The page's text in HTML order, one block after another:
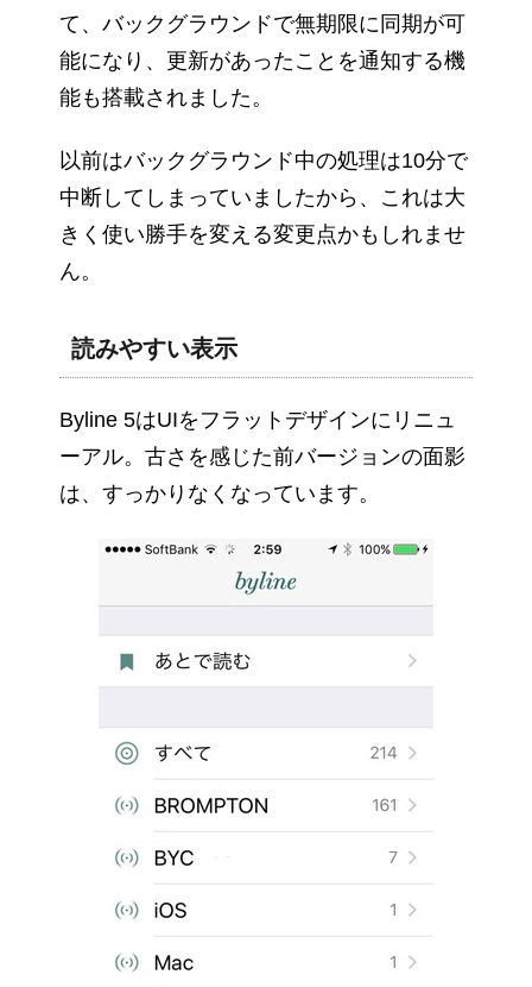
て、バックグラウンドで無期限に同期が可
能になり、更新があったことを通知する機
能も搭載されました。
以前はバックグラウンド中の処理は10分で
中断してしまっていましたから、これは大
きく使い勝手を変える変更点かもしれませ
ん。
読みやすい表示
Byline 5はUIをフラットデザインにリニュ
ーアル。古さを感じた前バージョンの面影
は、すっかりなくなっています。